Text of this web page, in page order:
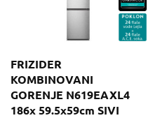
FRIZIDER
KOMBINOVANI
GORENJE N619EAXL4
186x 59.5x59cm SIVI